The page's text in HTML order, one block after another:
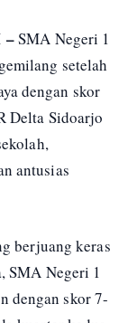
–SMA Negeri 1
setelah
dengan skor
Delta Sidoarjo
antusias
berjuang keras
SMA Negeri 1
dengan skor 7-